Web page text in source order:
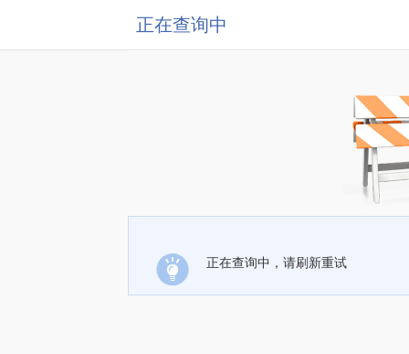
正在查询中
正在查询中，请刷新重试